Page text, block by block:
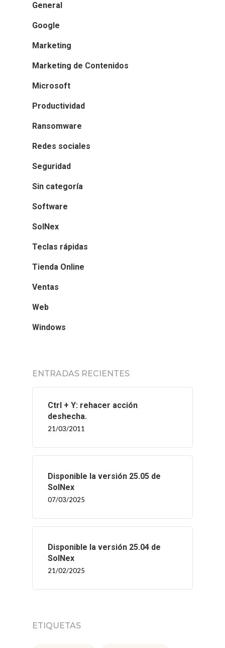
General
Google
Marketing
Marketing de Contenidos
Microsoft
Productividad
Ransomware
Redes sociales
Seguridad
Sin categoría
Software
SolNex
Teclas rápidas
Tienda Online
Ventas
Web
Windows
ENTRADAS RECIENTES
Ctrl + Y: rehacer acción
deshecha.
21/03/2011
Disponible la versión 25.05 de
SolNex
07/03/2025
Disponible la versión 25.04 de
SolNex
21/02/2025
ETIQUETAS